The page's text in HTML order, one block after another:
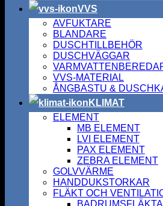
VVS
AVFUKTARE
BLANDARE
DUSCHTILLBEHÖR
DUSCHVÄGGAR
VVS-MATERIAL
ÅNGBASTU &
KLIMAT
ELEMENT
MB ELEMENT
LVI ELEMENT
PAX ELEMENT
ZEBRA ELEMENT
GOLVVÄRME
HANDDUKSTORKAR
FLÄKT OCH